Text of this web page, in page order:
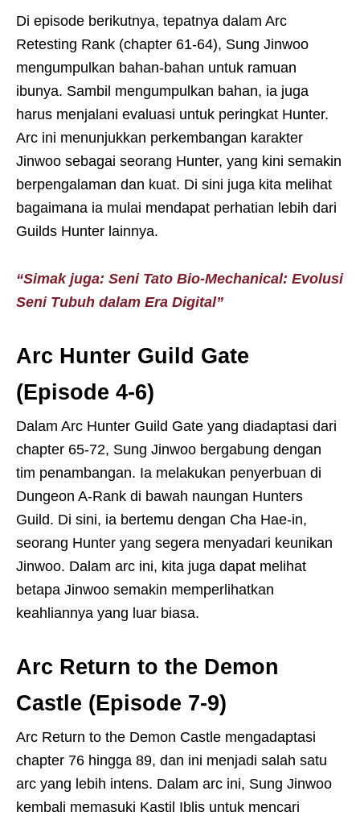
Di episode berikutnya, tepatnya dalam Arc
Retesting Rank (chapter 61-64), Sung Jinwoo
mengumpulkan bahan-bahan untuk ramuan
ibunya. Sambil mengumpulkan bahan, ia juga
harus menjalani evaluasi untuk peringkat Hunter.
Arc ini menunjukkan perkembangan karakter
Jinwoo sebagai seorang Hunter, yang kini semakin
berpengalaman dan kuat. Di sini juga kita melihat
bagaimana ia mulai mendapat perhatian lebih dari
Guilds Hunter lainnya.
“Simak juga: Seni Tato Bio-Mechanical: Evolusi
Seni Tubuh dalam Era Digital”
Arc Hunter Guild Gate
(Episode 4-6)
Dalam Arc Hunter Guild Gate yang diadaptasi dari
chapter 65-72, Sung Jinwoo bergabung dengan
tim penambangan. Ia melakukan penyerbuan di
Dungeon A-Rank di bawah naungan Hunters
Guild. Di sini, ia bertemu dengan Cha Hae-in,
seorang Hunter yang segera menyadari keunikan
Jinwoo. Dalam arc ini, kita juga dapat melihat
betapa Jinwoo semakin memperlihatkan
keahliannya yang luar biasa.
Arc Return to the Demon
Castle (Episode 7-9)
Arc Return to the Demon Castle mengadaptasi
chapter 76 hingga 89, dan ini menjadi salah satu
arc yang lebih intens. Dalam arc ini, Sung Jinwoo
kembali memasuki Kastil Iblis untuk mencari